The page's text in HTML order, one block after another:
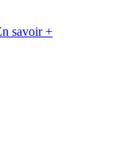
savoir +